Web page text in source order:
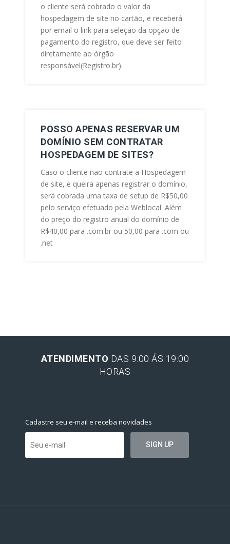
o cliente será cobrado o valor da
hospedagem de site no cartão, e receberá
por email o link para seleção da opção de
pagamento do registro, que deve ser feito
diretamente ao órgão
responsável(Registro.br).
POSSO APENAS RESERVAR UM
DOMÍNIO SEM CONTRATAR
HOSPEDAGEM DE SITES?
Caso o cliente não contrate a Hospedagem
de site, e queira apenas registrar o domínio,
será cobrada uma taxa de setup de R$50,00
pelo serviço efetuado pela Weblocal. Além
do preço do registro anual do domínio de
R$40,00 para .com.br ou 50,00 para .com ou
.net
ATENDIMENTO DAS 9:00 ÁS 19:00
HORAS
Cadastre seu e-mail e receba novidades